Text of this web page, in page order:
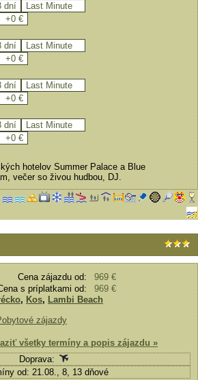
dní
Last Minute
+0 €
dní
Last Minute
+0 €
dní
Last Minute
+0 €
dní
Last Minute
+0 €
hotelov Summer Palace a Blue
večer so živou hudbou, DJ.
Cena zájazdu od:
969 €
s príplatkami od:
969 €
, Kos, Lambi Beach
zájazdy
všetky termíny a popis zájazdu »
Doprava:
od: 21.08., 8, 13 dňové